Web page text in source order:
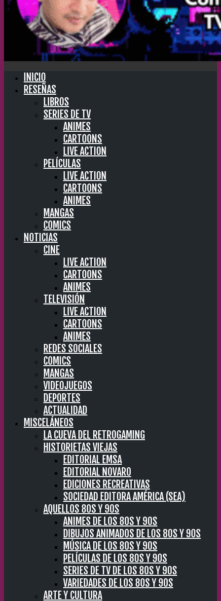
INICIO
RESEÑAS
LIBROS
SERIES DE TV
ANIMES
CARTOONS
LIVE ACTION
PELÍCULAS
LIVE ACTION
CARTOONS
ANIMES
MANGAS
COMICS
NOTICIAS
CINE
LIVE ACTION
CARTOONS
ANIMES
TELEVISIÓN
LIVE ACTION
CARTOONS
ANIMES
REDES SOCIALES
COMICS
MANGAS
VIDEOJUEGOS
DEPORTES
ACTUALIDAD
MISCELÁNEOS
LA CUEVA DEL RETROGAMING
HISTORIETAS VIEJAS
EDITORIAL EMSA
EDITORIAL NOVARO
EDICIONES RECREATIVAS
SOCIEDAD EDITORA AMÉRICA (SEA)
AQUELLOS 80S Y 90S
ANIMES DE LOS 80S Y 90S
DIBUJOS ANIMADOS DE LOS 80S Y 90S
MÚSICA DE LOS 80S Y 90S
PELÍCULAS DE LOS 80S Y 90S
SERIES DE TV DE LOS 80S Y 90S
VARIEDADES DE LOS 80S Y 90S
ARTE Y CULTURA